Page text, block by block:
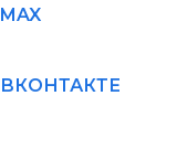
MAX
ВКОНТАКТЕ